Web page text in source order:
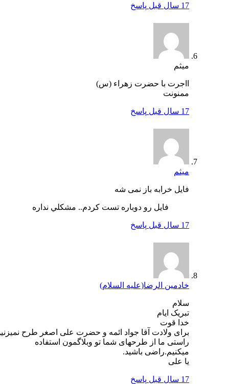
پاسخ
ااجرت با حضرت زهراء (س)
پاسخ
فایل خرابه باز نمی شه
فايل رو دوباره تست كردم.. مشكلي نداره
پاسخ
خادمین الرضا(علیه السلام)
تبریک ایام
خدا قوت
برای ولادت آقا جواد ائمه و حضرت علی اصغر طرح نمیزنین؟
راستی ما از طرحهای شما تو وبلاگمون استفاده
میکنیم.راضی باشید.
پاسخ